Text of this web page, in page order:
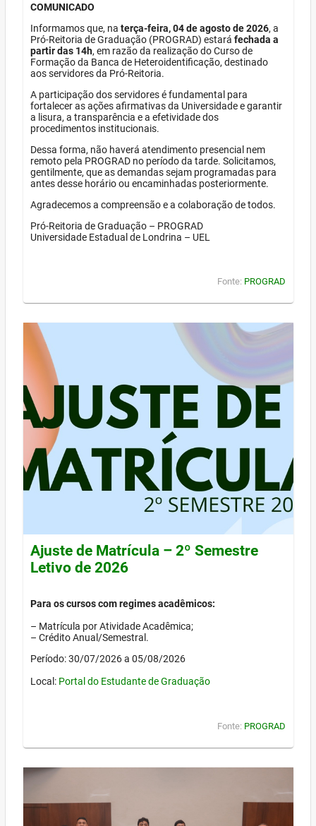
COMUNICADO
Informamos que, na terça-feira, 04 de agosto de 2026, a
Pró-Reitoria de Graduação (PROGRAD) estará fechada a
partir das 14h, em razão da realização do Curso de
Formação da Banca de Heteroidentificação, destinado
aos servidores da Pró-Reitoria.
A participação dos servidores é fundamental para
fortalecer as ações afirmativas da Universidade e garantir
a lisura, a transparência e a efetividade dos
procedimentos institucionais.
Dessa forma, não haverá atendimento presencial nem
remoto pela PROGRAD no período da tarde. Solicitamos,
gentilmente, que as demandas sejam programadas para
antes desse horário ou encaminhadas posteriormente.
Agradecemos a compreensão e a colaboração de todos.
Pró-Reitoria de Graduação – PROGRAD
Universidade Estadual de Londrina – UEL
Fonte: PROGRAD
Ajuste de Matrícula – 2º Semestre
Letivo de 2026
Para os cursos com regimes acadêmicos:
– Matrícula por Atividade Acadêmica;
– Crédito Anual/Semestral.
Período: 30/07/2026 a 05/08/2026
Local: Portal do Estudante de Graduação
Fonte: PROGRAD